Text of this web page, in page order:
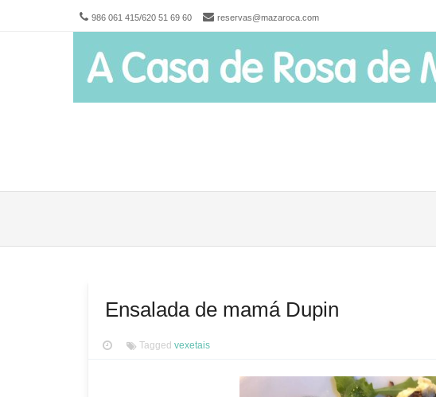
986 061 415/620 51 69 60 reservas@mazaroca.com
Ensalada de mamá Dupin
Tagged vexetais